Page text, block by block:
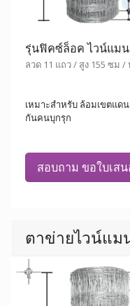
รุ่นฟิคซ์ล็อค ไวน์แมน
ลวด 11 แถว / สูง 155 ซม /
เหมาะสำหรับ ล้อมเขตแ
กันคนบุกรุก
สอบถาม ขอใบเส
ตาข่ายไวน์แม